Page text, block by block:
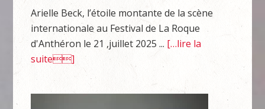
Arielle Beck, l’étoile montante de la scène
internationale au Festival de La Roque
d'Anthéron le 21 ,juillet 2025 ... […lire la
suite]